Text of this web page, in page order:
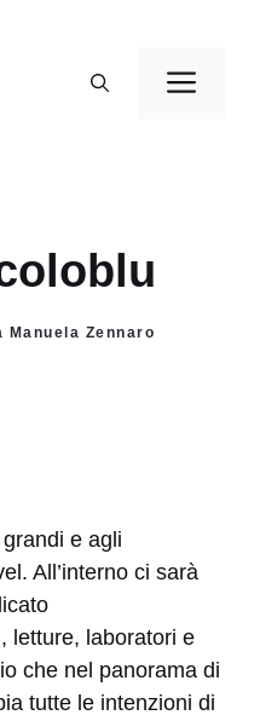
Zennaro
e agli
All’interno ci sarà
letture, laboratori e
che nel panorama di
tutte le intenzioni di